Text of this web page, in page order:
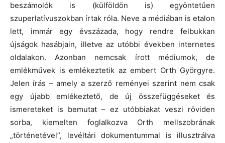
beszámolók is (külföldön is) egyöntetűen
szuperlatívuszokban írtak róla. Neve a médiában is etalon
lett, immár egy évszázada, hogy rendre felbukkan
újságok hasábjain, illetve az utóbbi években internetes
oldalakon. Azonban nemcsak írott médiumok, de
emlékművek is emlékeztetik az embert Orth Györgyre.
Jelen írás – amely a szerző reményei szerint nem csak
egy újabb emlékeztető, de új összefüggéseket és
ismereteket is bemutat – ez utóbbiakat veszi röviden
sorba, kiemelten foglalkozva Orth mellszobrának
„történetével”, levéltári dokumentummal is illusztrálva